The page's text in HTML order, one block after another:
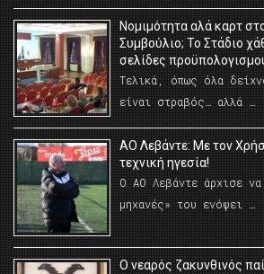
Νομιμότητα αλά καρτ
Συμβούλιο; Το Στάδιο
σελίδες
Τελικά, όπως όλα
είναι στραβός… αλλά …
ΑΟ Λεβάντε: Με τον
τεχνική ηγεσία!
Ο ΑΟ Λεβάντε άρχισε να
μηχανές» του ενόψει …
O νεαρός ζακυνθινός